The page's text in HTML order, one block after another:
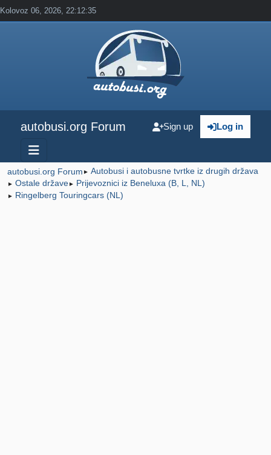
Kolovoz 06, 2026, 22:12:35
autobusi.org Forum Log in
Sign up
autobusi.org Forum ► Autobusi i autobusne tvrtke iz drugih država
► Ostale države► Prijevoznici iz Beneluxa (B, L, NL)
► Ringelberg Touringcars (NL)